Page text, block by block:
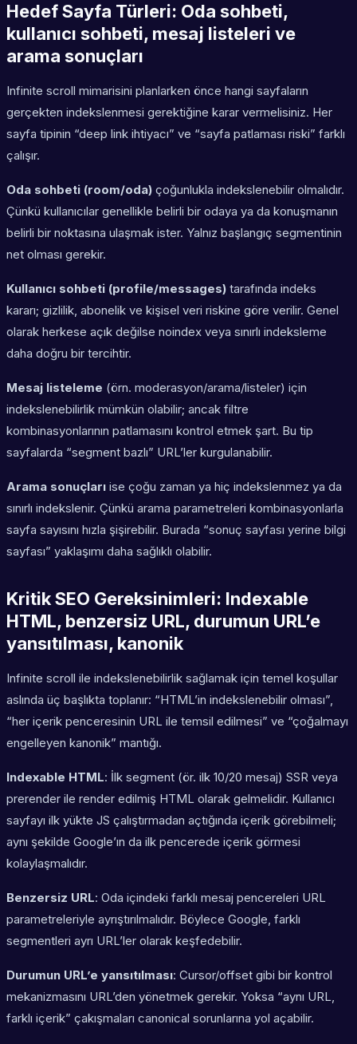
Hedef Sayfa Türleri: Oda sohbeti,
kullanıcı sohbeti, mesaj listeleri ve
arama sonuçları
Infinite scroll mimarisini planlarken önce hangi sayfaların
gerçekten indekslenmesi gerektiğine karar vermelisiniz. Her
sayfa tipinin “deep link ihtiyacı” ve “sayfa patlaması riski” farklı
çalışır.
Oda sohbeti (room/oda) çoğunlukla indekslenebilir olmalıdır.
Çünkü kullanıcılar genellikle belirli bir odaya ya da konuşmanın
belirli bir noktasına ulaşmak ister. Yalnız başlangıç segmentinin
net olması gerekir.
Kullanıcı sohbeti (profile/messages) tarafında indeks
kararı; gizlilik, abonelik ve kişisel veri riskine göre verilir. Genel
olarak herkese açık değilse noindex veya sınırlı indeksleme
daha doğru bir tercihtir.
Mesaj listeleme (örn. moderasyon/arama/listeler) için
indekslenebilirlik mümkün olabilir; ancak filtre
kombinasyonlarının patlamasını kontrol etmek şart. Bu tip
sayfalarda “segment bazlı” URL’ler kurgulanabilir.
Arama sonuçları ise çoğu zaman ya hiç indekslenmez ya da
sınırlı indekslenir. Çünkü arama parametreleri kombinasyonlarla
sayfa sayısını hızla şişirebilir. Burada “sonuç sayfası yerine bilgi
sayfası” yaklaşımı daha sağlıklı olabilir.
Kritik SEO Gereksinimleri: Indexable
HTML, benzersiz URL, durumun URL’e
yansıtılması, kanonik
Infinite scroll ile indekslenebilirlik sağlamak için temel koşullar
aslında üç başlıkta toplanır: “HTML’in indekslenebilir olması”,
“her içerik penceresinin URL ile temsil edilmesi” ve “çoğalmayı
engelleyen kanonik” mantığı.
Indexable HTML: İlk segment (ör. ilk 10/20 mesaj) SSR veya
prerender ile render edilmiş HTML olarak gelmelidir. Kullanıcı
sayfayı ilk yükte JS çalıştırmadan açtığında içerik görebilmeli;
aynı şekilde Google’ın da ilk pencerede içerik görmesi
kolaylaşmalıdır.
Benzersiz URL: Oda içindeki farklı mesaj pencereleri URL
parametreleriyle ayrıştırılmalıdır. Böylece Google, farklı
segmentleri ayrı URL’ler olarak keşfedebilir.
Durumun URL’e yansıtılması: Cursor/offset gibi bir kontrol
mekanizmasını URL’den yönetmek gerekir. Yoksa “aynı URL,
farklı içerik” çakışmaları canonical sorunlarına yol açabilir.